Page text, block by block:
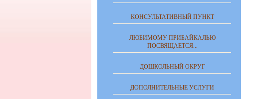
КОНСУЛЬТАТИВНЫЙ ПУНКТ
ЛЮБИМОМУ ПРИБАЙКАЛЬЮ
ПОСВЯЩАЕТСЯ...
ДОШКОЛЬНЫЙ ОКРУГ
ДОПОЛНИТЕЛЬНЫЕ УСЛУГИ